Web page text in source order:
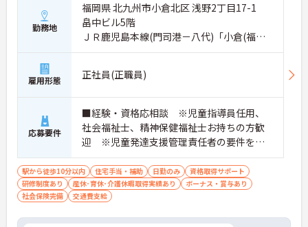
勤務地
福岡県 北九州市小倉北区 浅野2丁目17-1
畠中ビル5階
ＪＲ鹿児島本線(門司港－八代)「小倉(福岡)
駅」徒歩5分
雇用形態 正社員(正職員)
応募要件
■経験・資格応相談 ※児童指導員任用、
社会福祉士、精神保健福祉士お持ちの方歓
迎 ※児童発達支援管理責任者の要件を満
たす方（研修受講済の方）・保育・教育・
福祉業界の経験がある方・相談支援・直接
支援の経験がある方歓迎
駅から徒歩10分以内 住宅手当・補助 日勤のみ
資格取得サポート
研修制度あり
産休･育休･介護休暇取得実績あり
ボーナス・賞与あり
社会保険完備
交通費支給